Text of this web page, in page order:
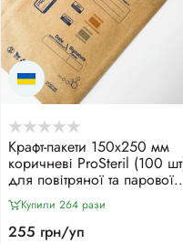
Крафт-пакети 150х250 мм
коричневі ProSteril (100
для повітряної та парової
стерилізації, з
4 класу
Купили 264 рази
255 грн/уп